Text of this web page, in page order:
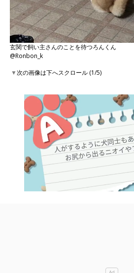
玄関で飼い主さんのことを待つろんくん
@Ronbon_k
▼次の画像は下へスクロール (1/5)